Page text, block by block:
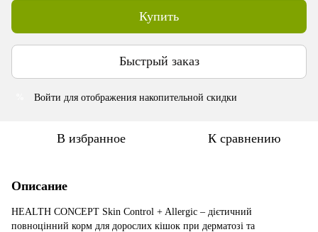
Купить
Быстрый заказ
Войти для отображения накопительной скидки
В избранное К сравнению
Описание
HEALTH CONCEPT Skin Control + Allergic – дієтичний
повноцінний корм для дорослих кішок при дерматозі та